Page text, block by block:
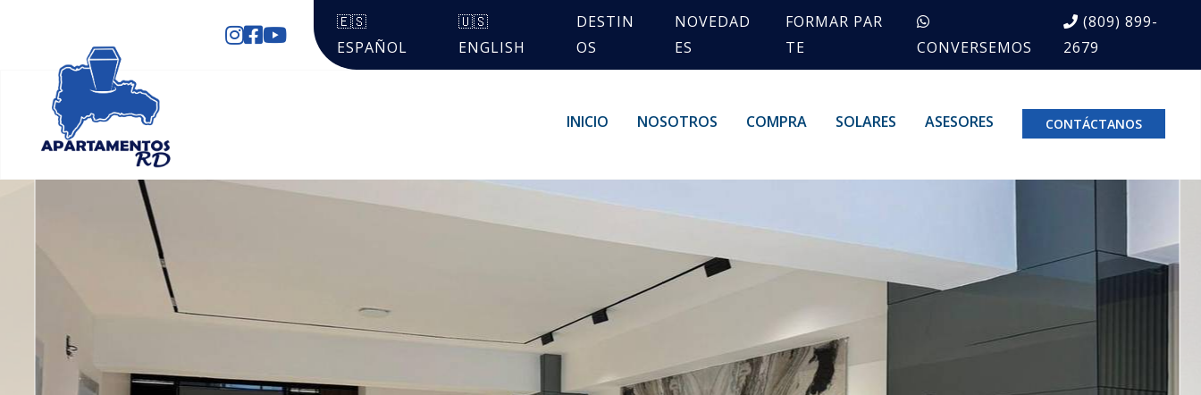
🇪🇸
ESPAÑOL
🇺🇸
ENGLISH
DESTIN
OS
NOVEDAD
ES
FORMAR PAR
TE
CONVERSEMOS
(809) 899-
2679
INICIO NOSOTROS COMPRA SOLARES ASESORES CONTÁCTANOS